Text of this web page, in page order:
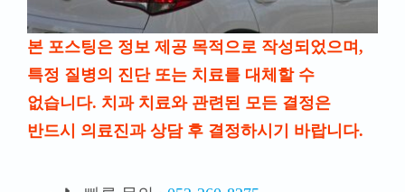
본 포스팅은 정보 제공 목적으로 작성되었으며,
특정 질병의 진단 또는 치료를 대체할 수
없습니다. 치과 치료와 관련된 모든 결정은
반드시 의료진과 상담 후 결정하시기 바랍니다.